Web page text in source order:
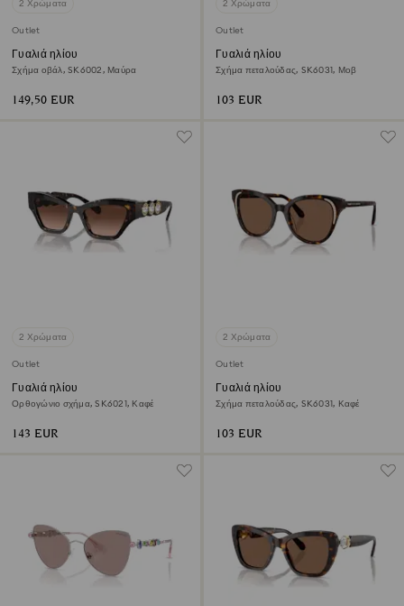
2 Χρώματα
Outlet
Γυαλιά ηλίου
Σχήμα οβάλ, SK6002, Μαύρα
149,50 EUR
2 Χρώματα
Outlet
Γυαλιά ηλίου
Σχήμα πεταλούδας, SK6031, Μοβ
103 EUR
2 Χρώματα
Outlet
Γυαλιά ηλίου
Ορθογώνιο σχήμα, SK6021, Καφέ
143 EUR
2 Χρώματα
Outlet
Γυαλιά ηλίου
Σχήμα πεταλούδας, SK6031, Καφέ
103 EUR